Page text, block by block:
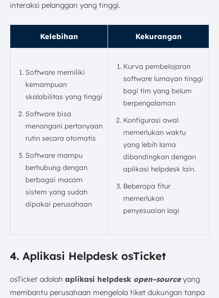
interaksi pelanggan yang tinggi.
Kelebihan Kekurangan
Software memiliki
kemampuan
skalabilitas yang tinggi
Software bisa
menangani pertanyaan
rutin secara otomatis
Software mampu
berhubung dengan
berbagai macam
sistem yang sudah
dipakai perusahaan
Kurva pembelajaran
software lumayan tinggi
bagi tim yang belum
berpengalaman
Konfigurasi awal
memerlukan waktu
yang lebih lama
dibandingkan dengan
aplikasi helpdesk lain.
Beberapa fitur
memerlukan
penyesuaian lagi
4. Aplikasi Helpdesk osTicket
osTicket adalah aplikasi helpdesk open-sourceyang
membantu perusahaan mengelola tiket dukungan tanpa